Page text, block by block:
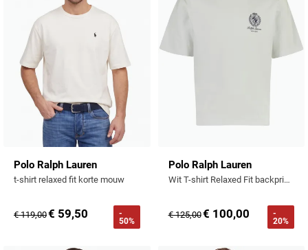
Polo Ralph Lauren
t-shirt relaxed fit korte mouw
€ 119,00€ 59,50
-
50%
Polo Ralph Lauren
Wit T-shirt Relaxed Fit backprint logo
€ 125,00€ 100,00
-
20%